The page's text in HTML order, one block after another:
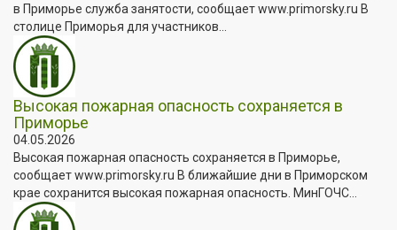
в Приморье служба занятости, сообщает www.primorsky.ru В
столице Приморья для участников...
Высокая пожарная опасность сохраняется в
Приморье
04.05.2026
Высокая пожарная опасность сохраняется в Приморье,
сообщает www.primorsky.ru В ближайшие дни в Приморском
крае сохранится высокая пожарная опасность. МинГОЧС...